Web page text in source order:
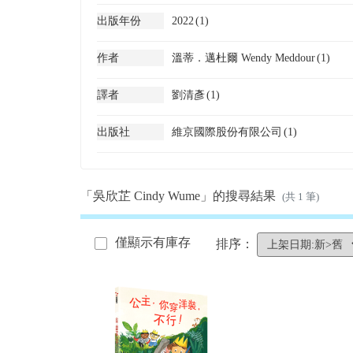
出版年份 2022(1)
作者 溫蒂．邁杜爾 Wendy Meddour(1)
譯者 劉清彥(1)
出版社 維京國際股份有限公司 (1)
「吳欣芷 Cindy Wume」的搜尋結果 (共 1 筆)
僅顯示有庫存 排序：